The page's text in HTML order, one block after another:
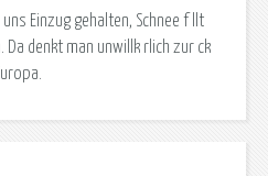
Einzug gehalten, Schnee f llt
Da denkt man unwillk rlich zur ck